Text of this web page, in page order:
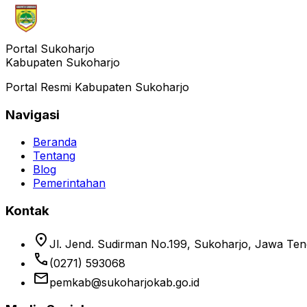
Portal Sukoharjo
Kabupaten Sukoharjo
Portal Resmi Kabupaten Sukoharjo
Navigasi
Beranda
Tentang
Blog
Pemerintahan
Kontak
location_on Jl. Jend. Sudirman No.199, Sukoharjo, Jawa
phone (0271) 593068
emailpemkab@sukoharjokab.go.id